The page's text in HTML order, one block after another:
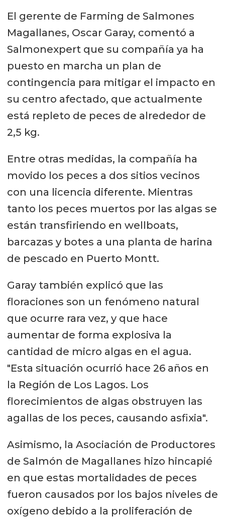
El gerente de Farming de Salmones
Magallanes, Oscar Garay, comentó a
Salmonexpert que su compañía ya ha
puesto en marcha un plan de
contingencia para mitigar el impacto en
su centro afectado, que actualmente
está repleto de peces de alrededor de
2,5 kg.
Entre otras medidas, la compañía ha
movido los peces a dos sitios vecinos
con una licencia diferente. Mientras
tanto los peces muertos por las algas se
están transfiriendo en wellboats,
barcazas y botes a una planta de harina
de pescado en Puerto Montt.
Garay también explicó que las
floraciones son un fenómeno natural
que ocurre rara vez, y que hace
aumentar de forma explosiva la
cantidad de micro algas en el agua.
"Esta situación ocurrió hace 26 años en
la Región de Los Lagos. Los
florecimientos de algas obstruyen las
agallas de los peces, causando asfixia".
Asimismo, la Asociación de Productores
de Salmón de Magallanes hizo hincapié
en que estas mortalidades de peces
fueron causados por los bajos niveles de
oxígeno debido a la proliferación de